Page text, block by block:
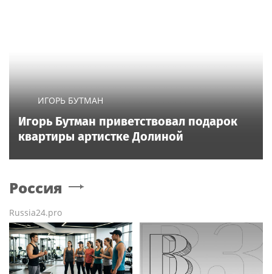
ИГОРЬ БУТМАН
Игорь Бутман приветствовал подарок
квартиры артистке Долиной
Россия
Russia24.pro